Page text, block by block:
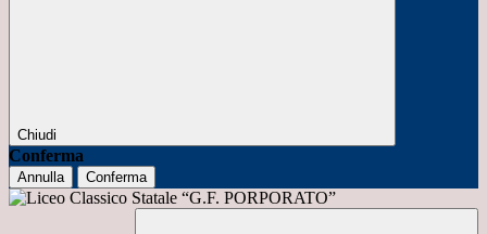
Chiudi
Conferma
Annulla Conferma